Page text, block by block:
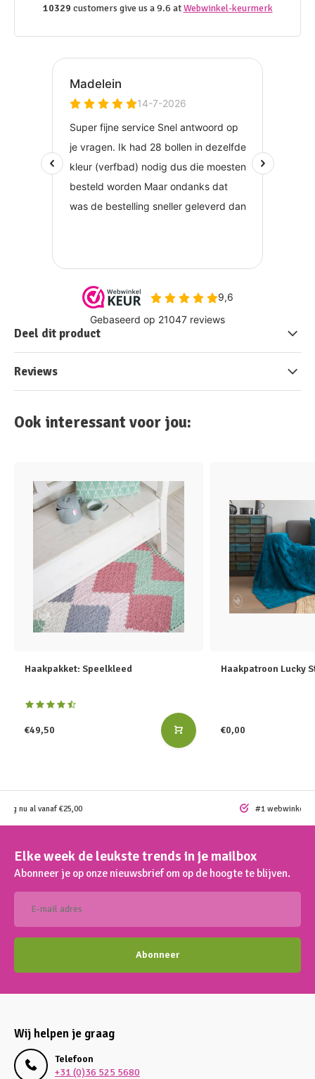
10329 customers give us a 9.6 atWebwinkel-keurmerk
Deel dit product
Reviews
Ook interessant voor jou:
Haakpakket: Speelkleed
€49,50
Haakpatroon Lucky
€0,00
nu al vanaf €25,00 #1 webwinkel
Elke week de leukste trends in je mailbox
Abonneer je op onze nieuwsbrief om op de hoogte te blijven.
Abonneer
Wij helpen je graag
Telefoon
+31 (0)36 525 5680